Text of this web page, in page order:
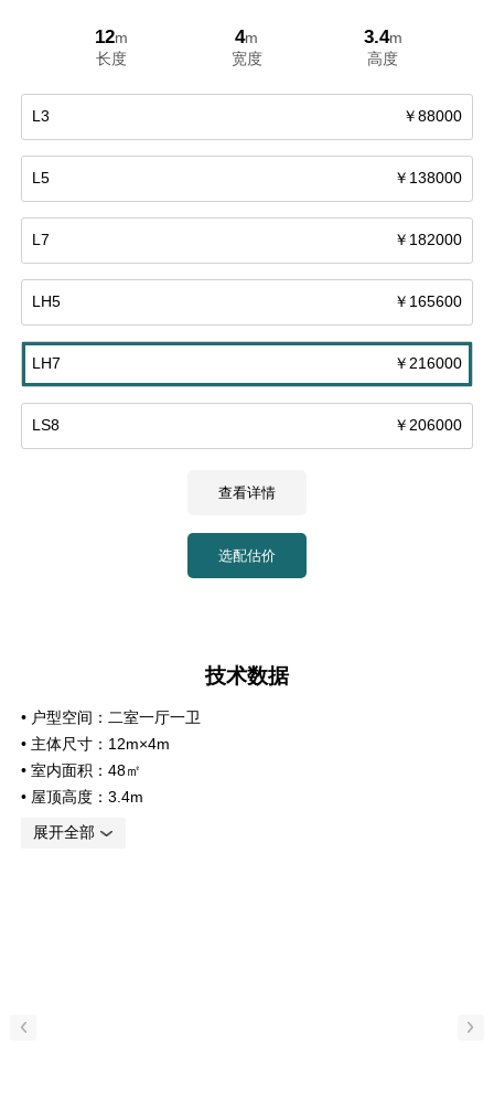
12m
长度
4m
宽度
3.4m
高度
L3 ￥88000
L5 ￥138000
L7 ￥182000
LH5 ￥165600
LH7 ￥216000
LS8 ￥206000
查看详情
选配估价
技术数据
•户型空间：二室一厅一卫
•主体尺寸：12m×4m
•室内面积：48㎡
•屋顶高度：3.4m
门窗数量：2/3
•
展开全部